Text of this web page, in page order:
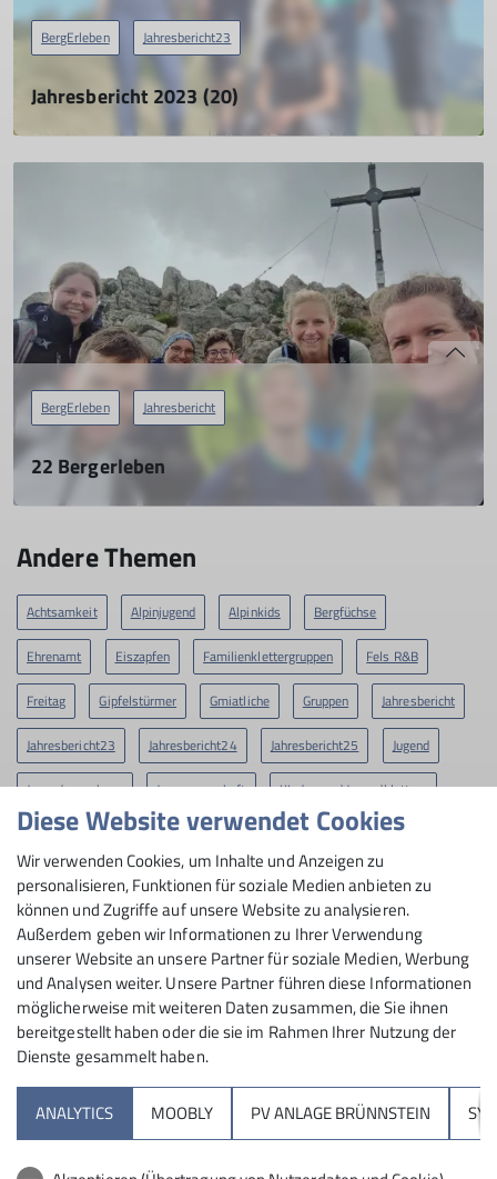
BergErleben Jahresbericht23
Jahresbericht 2023 (20)
BergErleben
BergErleben Jahresbericht
22 Bergerleben
Eine Gruppe für 25- bis 40-jährige
Andere Themen
Achtsamkeit Alpinjugend Alpinkids Bergfüchse
Ehrenamt Eiszapfen Familienklettergruppen Fels R&B
Freitag Gipfelstürmer Gmiatliche Gruppen Jahresbericht
Jahresbericht23 Jahresbericht24 Jahresbericht25 Jugend
Jugendausschuss Jungmannschaft KInder- und Jugendklettern
Klettergruppen Kletterhalle Klettern Klimaschutz
Midlifes Mittwoch News ROpies RoBergAktiv
Rock&Bloc SO-Gruppen STG Skimo Slackline
Tourenbericht Wandertreff Veronika Wettkampf R&B
Sektion
Diese Website verwendet Cookies
Wir verwenden Cookies, um Inhalte und Anzeigen zu
personalisieren, Funktionen für soziale Medien anbieten zu
können und Zugriffe auf unsere Website zu analysieren.
Außerdem geben wir Informationen zu Ihrer Verwendung
unserer Website an unsere Partner für soziale Medien, Werbung
und Analysen weiter. Unsere Partner führen diese Informationen
möglicherweise mit weiteren Daten zusammen, die Sie ihnen
bereitgestellt haben oder die sie im Rahmen Ihrer Nutzung der
Dienste gesammelt haben.
ANALYTICS MOOBLY PV ANLAGE BRÜNNSTEIN